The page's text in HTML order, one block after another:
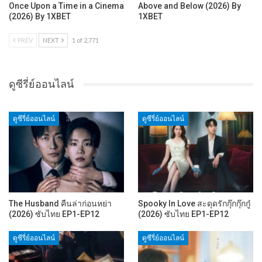
Once Upon a Time in a Cinema
(2026) By 1XBET
Above and Below (2026) By
1XBET
PREV NEXT 1 of 2,771
ดูซีรี่ย์ออนไลน์
ดูซีรี่ย์ออนไลน์
The Husband คืนล่าก่อนหย่า
(2026) ซับไทย EP1-EP12
ดูซีรี่ย์ออนไลน์
Spooky In Love สะดุดรักกุ๊กกุ๊กกู๋
(2026) ซับไทย EP1-EP12
ดูซีรี่ย์ออนไลน์ ดูซีรี่ย์ออนไลน์